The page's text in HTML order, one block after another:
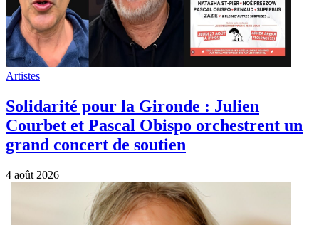
Artistes
Solidarité pour la Gironde : Julien
Courbet et Pascal Obispo orchestrent un
grand concert de soutien
4 août 2026